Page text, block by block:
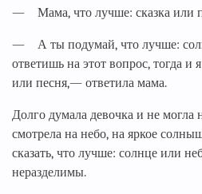
— Мама, что лучше: сказка или
— А ты подумай, что лучше:
ответишь на этот вопрос, тогда и
или песня,— ответила мама.
Долго думала девочка и не могла
смотрела на небо, на яркое
сказать, что лучше: солнце или
неразделимы.